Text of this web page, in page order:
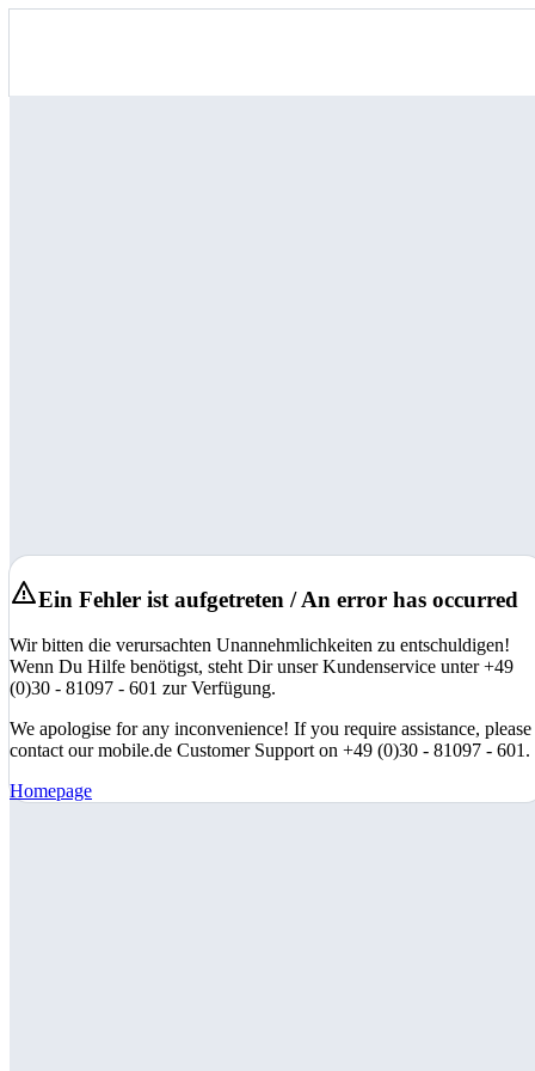
Ein Fehler ist aufgetreten / An error has occurred
Wir bitten die verursachten Unannehmlichkeiten zu entschuldigen!
Wenn Du Hilfe benötigst, steht Dir unser Kundenservice unter +49
(0)30 - 81097 - 601 zur Verfügung.
We apologise for any inconvenience! If you require assistance, please
contact our mobile.de Customer Support on +49 (0)30 - 81097 - 601.
Homepage